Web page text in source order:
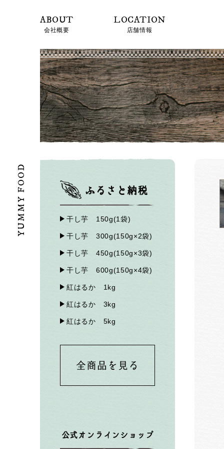
ABOUT
会社概要
LOCATION
店舗情報
YUMMY FOOD ふるさと納税
干し芋 150g(1袋)
干し芋 300g(150g×2袋)
干し芋 450g(150g×3袋)
干し芋 600g(150g×4袋)
紅はるか 1kg
紅はるか 3kg
紅はるか 5kg
全商品を見る
公式オンラインショップ